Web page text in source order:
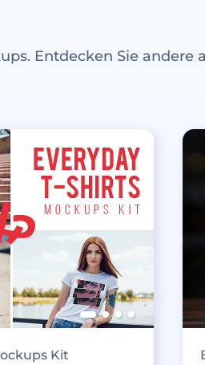
Entdecken Sie andere
Kit